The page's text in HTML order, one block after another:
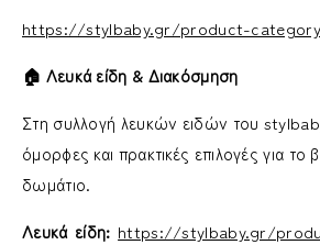
https://stylbaby.gr/product-
🏠 Λευκά είδη & Διακόσμηση
Στη συλλογή λευκών ειδών του
όμορφες και πρακτικές επιλογές για το
δωμάτιο.
Λευκά είδη: https://stylbaby.gr/